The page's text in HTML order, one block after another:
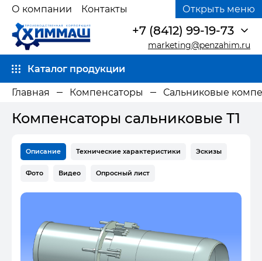
О компании Контакты Открыть меню
Каталог продукции
marketing@penzahim.ru
+7 (8412) 99-19-73
Главная Компенсаторы Сальниковые
Компенсаторы сальниковые Т1
Описание Технические характеристики Эскизы
Фото Видео Опросный лист